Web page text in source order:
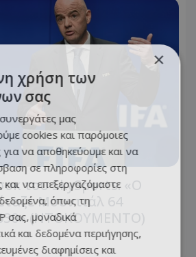
του SkySports: «O
Μουντιάλ 64
(ΝΤΟΚΟΥΜΕΝΤΟ)
×
χρήση των
σας
συνεργάτες μας
cookies και παρόμοιες
για να αποθηκεύουμε και να
σε πληροφορίες στη
να επεξεργαζόμαστε
όπως τη
σας, μοναδικά
και δεδομένα περιήγησης,
διαφημίσεις και